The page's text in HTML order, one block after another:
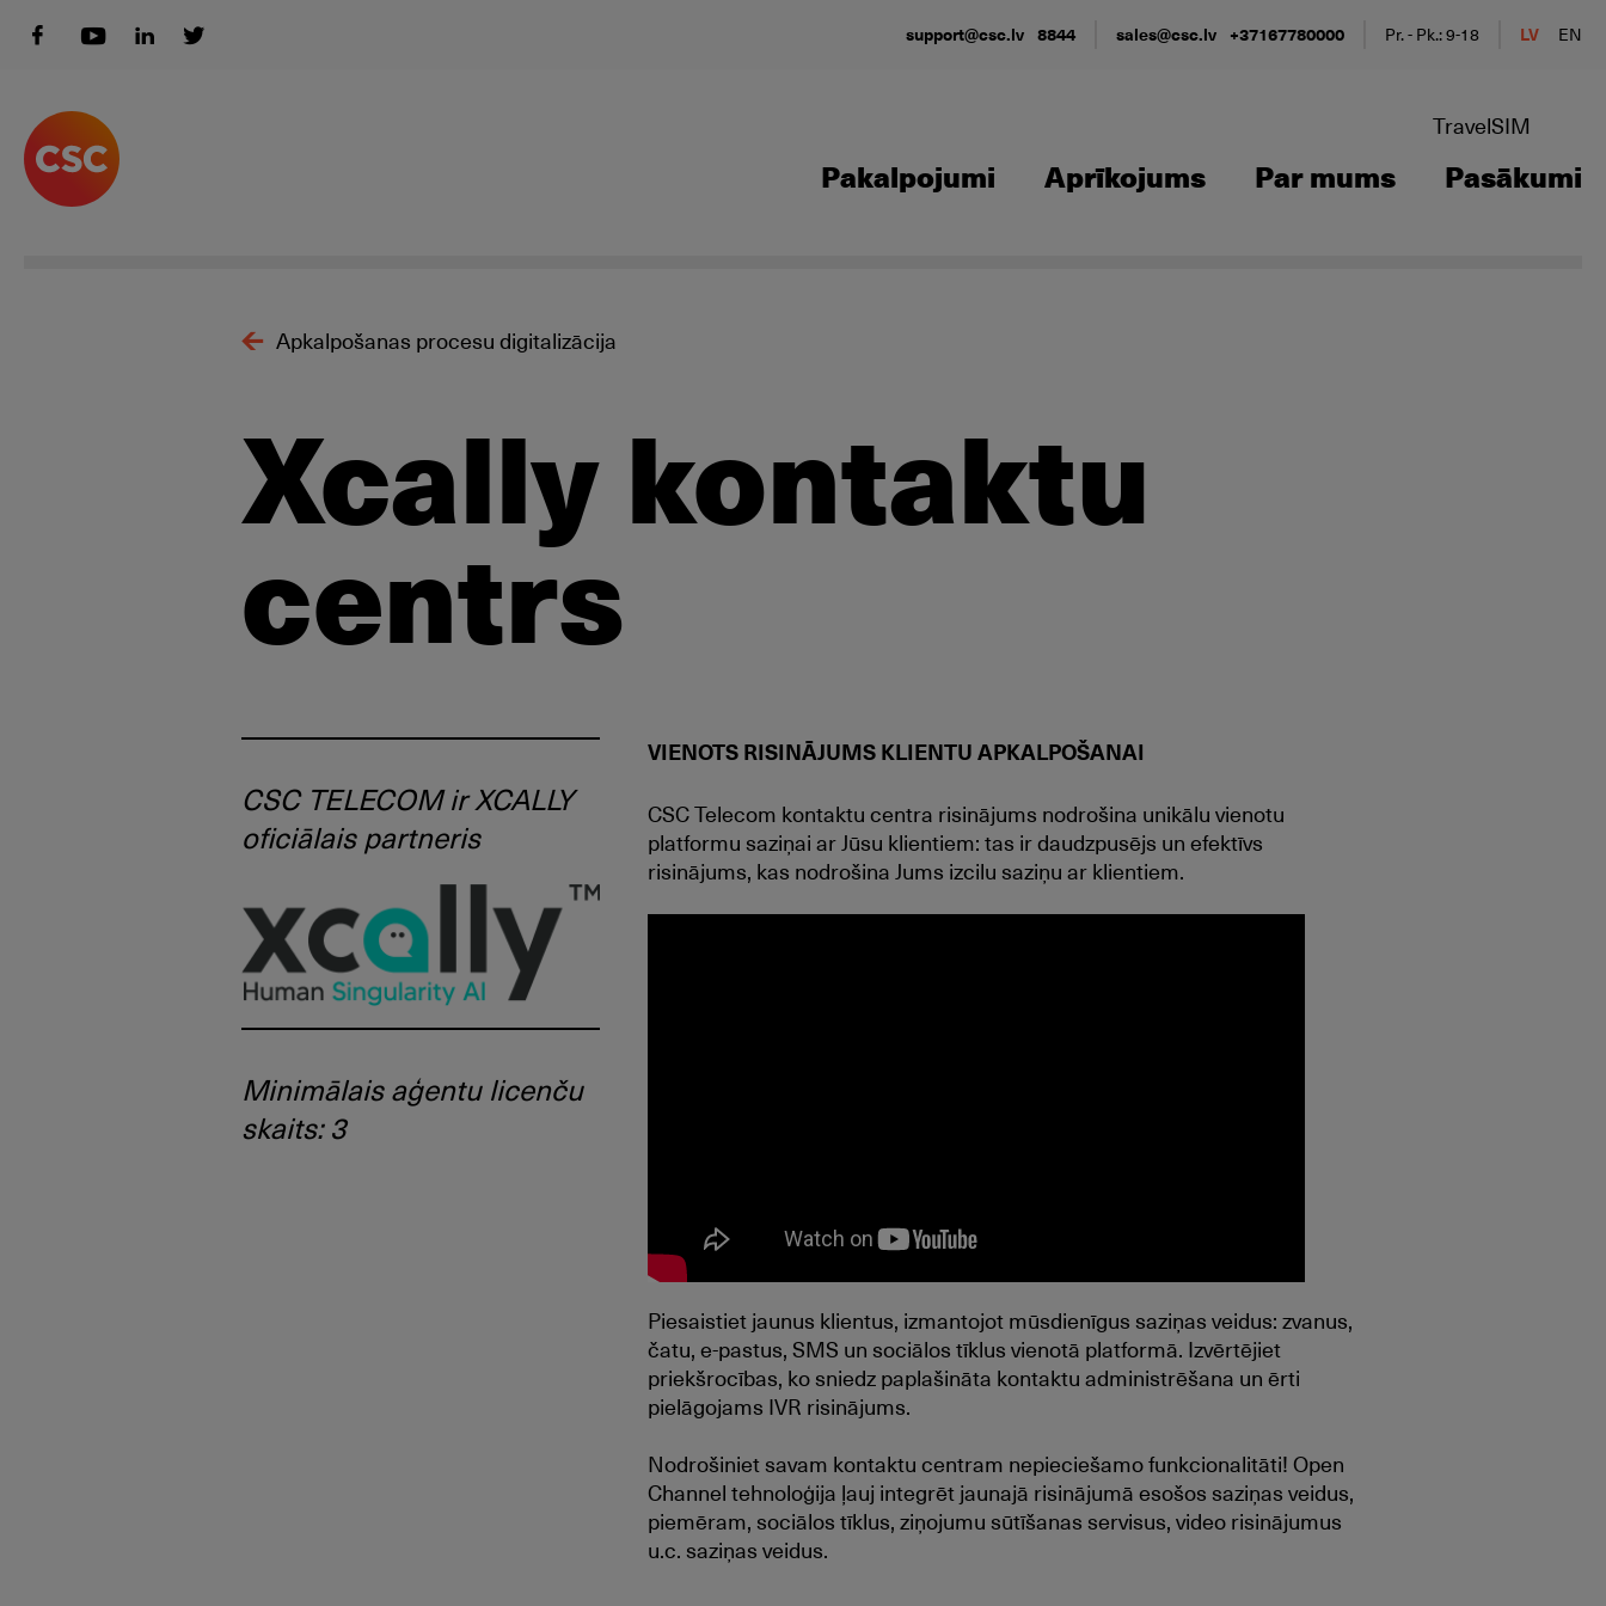
support@csc.lv 8844 sales@csc.lv +37167780000 Pr. - Pk.: 9-18 LV EN
TravelSIM
Pakalpojumi Aprīkojums Par mums Pasākumi
Apkalpošanas procesu digitalizācija
Xcally kontaktu
centrs
CSC TELECOM ir XCALLY
oficiālais partneris
Minimālais aģentu licenču
skaits: 3
VIENOTS RISINĀJUMS KLIENTU APKALPOŠANAI
CSC Telecom kontaktu centra risinājums nodrošina unikālu vienotu
platformu saziņai ar Jūsu klientiem: tas ir daudzpusējs un efektīvs
risinājums, kas nodrošina Jums izcilu saziņu ar klientiem.
Piesaistiet jaunus klientus, izmantojot mūsdienīgus saziņas veidus: zvanus,
čatu, e-pastus, SMS un sociālos tīklus vienotā platformā. Izvērtējiet
priekšrocības, ko sniedz paplašināta kontaktu administrēšana un ērti
pielāgojams IVR risinājums.
Nodrošiniet savam kontaktu centram nepieciešamo funkcionalitāti! Open
Channel tehnoloģija ļauj integrēt jaunajā risinājumā esošos saziņas veidus,
piemēram, sociālos tīklus, ziņojumu sūtīšanas servisus, video risinājumus
u.c. saziņas veidus.